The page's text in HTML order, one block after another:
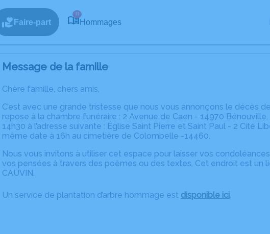
Faire-part
11
Hommages
Message de la famille
Chère famille, chers amis,
C’est avec une grande tristesse que nous vous annonçons le décès
repose à la chambre funéraire : 2 Avenue de Caen - 14970
14h30 à l’adresse suivante : Église Saint Pierre et Saint Paul - 2 Cité
même date à 16h au cimetière de Colombelle -14460.
Nous vous invitons à utiliser cet espace pour laisser vos
vos pensées à travers des poèmes ou des textes. Cet endroit est un
CAUVIN.
Un service de plantation d’arbre hommage est disponible ici.